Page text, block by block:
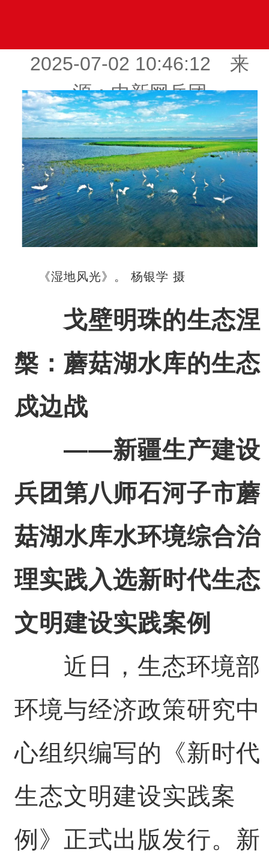
2025-07-02 10:46:12 来
源：中新网兵团
《湿地风光》。 杨银学 摄
戈壁明珠的生态涅
槃：蘑菇湖水库的生态
戍边战
——新疆生产建设
兵团第八师石河子市蘑
菇湖水库水环境综合治
理实践入选新时代生态
文明建设实践案例
近日，生态环境部
环境与经济政策研究中
心组织编写的《新时代
生态文明建设实践案
例》正式出版发行。新